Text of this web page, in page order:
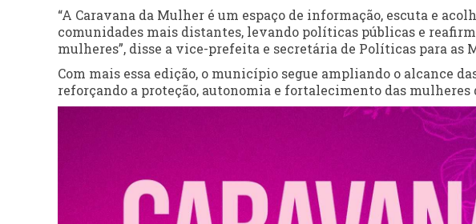
“A Caravana da Mulher é um espaço de informação, escuta e
comunidades mais distantes, levando políticas públicas e
mulheres”, disse a vice-prefeita e secretária de Políticas para as
Com mais essa edição, o município segue ampliando o alcance
reforçando a proteção, autonomia e fortalecimento das mulheres